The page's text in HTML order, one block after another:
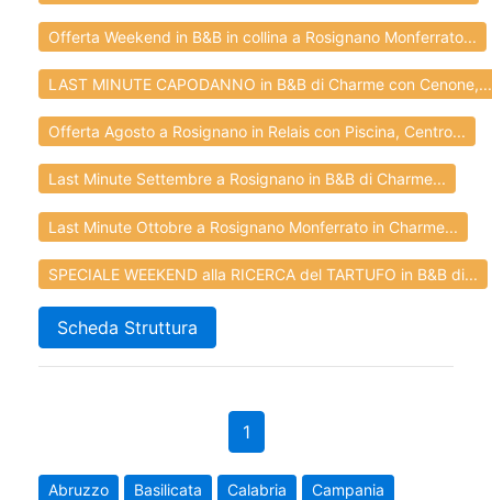
Offerta Weekend in B&B in collina a Rosignano Monferrato...
LAST MINUTE CAPODANNO in B&B di Charme con Cenone,...
Offerta Agosto a Rosignano in Relais con Piscina, Centro...
Last Minute Settembre a Rosignano in B&B di Charme...
Last Minute Ottobre a Rosignano Monferrato in Charme...
SPECIALE WEEKEND alla RICERCA del TARTUFO in B&B di...
Scheda Struttura
1
Abruzzo Basilicata Calabria
Campania